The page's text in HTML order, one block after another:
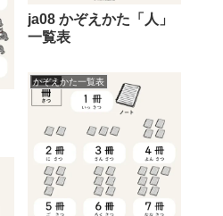
ja08 かぞえかた「人」
一覧表
かぞえかた一覧表